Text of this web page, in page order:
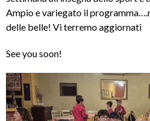
Ampio e variegato il
delle belle! Vi terremo aggiornati
See you soon!